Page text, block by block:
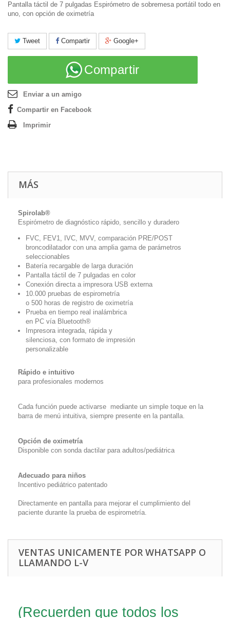
Pantalla táctil de 7 pulgadas Espirómetro de sobremesa portátil todo en
uno, con opción de oximetría
Tweet Compartir Google+
Compartir
Enviar a un amigo
Compartir en Facebook
Imprimir
MÁS
Spirolab®
Espirómetro de diagnóstico rápido, sencillo y duradero
FVC, FEV1, IVC, MVV, comparación PRE/POST
broncodilatador con una amplia gama de parámetros
seleccionables
Batería recargable de larga duración
Pantalla táctil de 7 pulgadas en color
Conexión directa a impresora USB externa
10.000 pruebas de espirometría
o 500 horas de registro de oximetría
Prueba en tiempo real inalámbrica
en PC vía Bluetooth®
Impresora integrada, rápida y
silenciosa, con formato de impresión
personalizable
Rápido e intuitivo
para profesionales modernos
Cada función puede activarse mediante un simple toque en la
barra de menú intuitiva, siempre presente en la pantalla.
Opción de oximetría
Disponible con sonda dactilar para adultos/pediátrica
Adecuado para niños
Incentivo pediátrico patentado
Directamente en pantalla para mejorar el cumplimiento del
paciente durante la prueba de espirometría.
VENTAS UNICAMENTE POR WHATSAPP O
LLAMANDO L-V
(Recuerden que todos los